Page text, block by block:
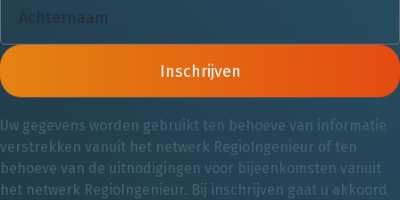
Inschrijven
Uw gegevens worden gebruikt ten behoeve van informatie
verstrekken vanuit het netwerk RegioIngenieur of ten
behoeve van de uitnodigingen voor bijeenkomsten vanuit
het netwerk RegioIngenieur. Bij inschrijven gaat u akkoord